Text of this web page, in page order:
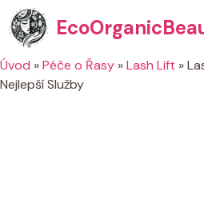
Přeskočit
na
obsah
Úvod »Péče o Řasy »Lash Lift »
Nejlepší Služby